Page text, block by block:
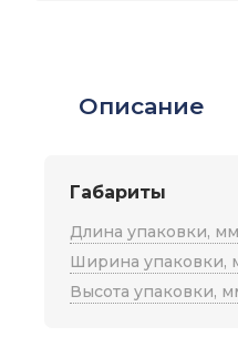
Описание
Габариты
Длина упаковки, мм
Ширина упаковки,
Высота упаковки,